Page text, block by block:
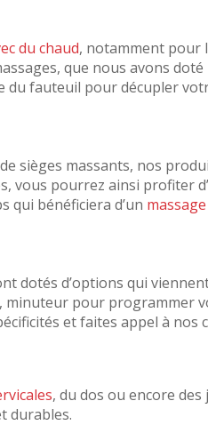
du chaud, notamment pour
que nous avons
fauteuil pour décupler
sièges massants, nos
vous pourrez ainsi profiter
qui bénéficiera d’un
dotés d’options qui
pour programmer
et faites appel à
, du dos ou encore
durables.